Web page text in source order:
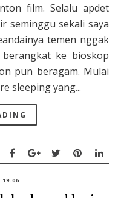
film. Selalu apdet
seminggu sekali saya
temen nggak
ke bioskop
pun beragam. Mulai
sleeping yang...
19.06